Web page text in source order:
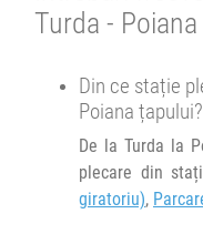
05:35 Brașov
05:45 Brașov
Brasov
Se pot face rezervări
Minivan
Afiseaza
Turda -
Din ce stație
Poiana țapului?
De la Turda la
plecare din
giratoriu),